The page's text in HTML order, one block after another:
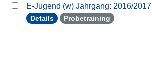
E-Jugend (w) Jahrgang: 2016/2017
Details Probetraining